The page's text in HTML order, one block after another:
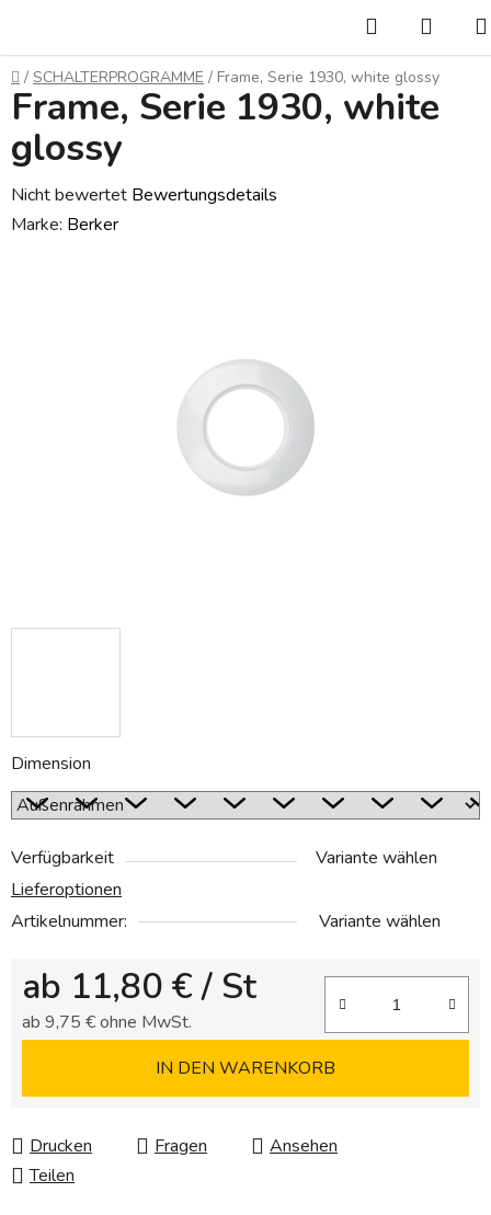
springen
Suchen
Startseite
/ SCHALTERPROGRAMME / Frame, Serie 1930, white glossy
Dimension
Verfügbarkeit
Variante wählen
Lieferoptionen
Artikelnummer:
Variante wählen
ab 11,80 € / St
ab 9,75 €ohne MwSt.
IN DEN WARENKORB
Drucken Fragen
Ansehen
Teilen
Frame, Serie 1930, white
glossy
Die
durchschnittliche
Nicht bewertet Bewertungsdetails
Marke: Berker